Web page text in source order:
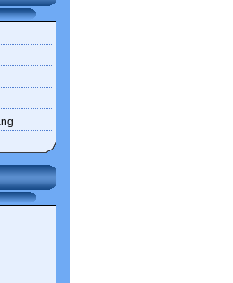
mật đắng